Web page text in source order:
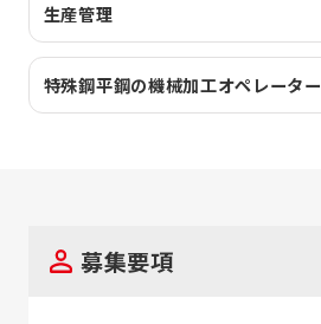
生産管理
特殊鋼平鋼の機械加工オペレーター
募集要項